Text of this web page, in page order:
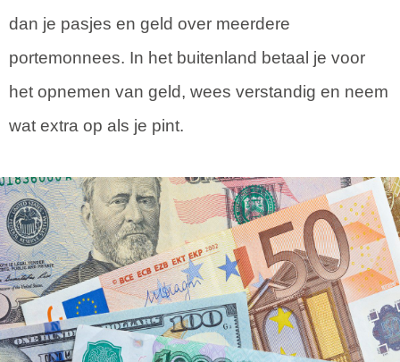
dan je pasjes en geld over meerdere
portemonnees. In het buitenland betaal je voor
het opnemen van geld, wees verstandig en neem
wat extra op als je pint.